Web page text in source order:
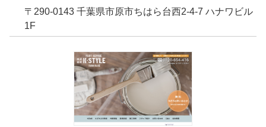
〒290-0143 千葉県市原市ちはら台西2-4-7 ハナワビル
1F